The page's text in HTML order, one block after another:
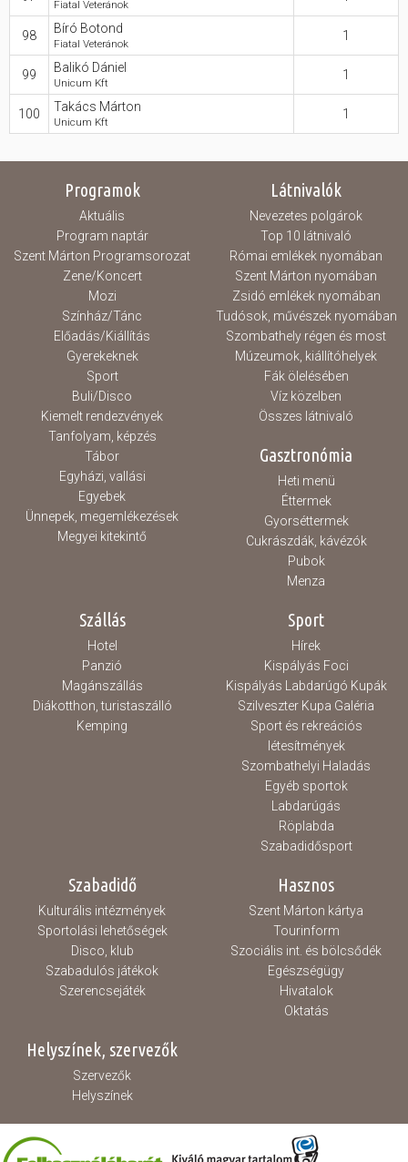
Fiatal Veteránok
98 Bíró Botond
Fiatal Veteránok
1
99 Balikó Dániel
Unicum Kft
1
100 Takács Márton
Unicum Kft
1
Programok
Aktuális
Program naptár
Szent Márton Programsorozat
Zene/Koncert
Mozi
Színház/Tánc
Előadás/Kiállítás
Gyerekeknek
Sport
Buli/Disco
Kiemelt rendezvények
Tanfolyam, képzés
Tábor
Egyházi, vallási
Egyebek
Ünnepek, megemlékezések
Megyei kitekintő
Látnivalók
Nevezetes polgárok
Top 10 látnivaló
Római emlékek nyomában
Szent Márton nyomában
Zsidó emlékek nyomában
Tudósok, művészek nyomában
Szombathely régen és most
Múzeumok, kiállítóhelyek
Fák ölelésében
Víz közelben
Összes látnivaló
Gasztronómia
Heti menü
Éttermek
Gyorséttermek
Cukrászdák, kávézók
Pubok
Menza
Szállás
Hotel
Panzió
Magánszállás
Diákotthon, turistaszálló
Kemping
Sport
Hírek
Kispályás Foci
Kispályás Labdarúgó Kupák
Szilveszter Kupa Galéria
Sport és rekreációs
létesítmények
Szombathelyi Haladás
Egyéb sportok
Labdarúgás
Röplabda
Szabadidősport
Szabadidő
Kulturális intézmények
Sportolási lehetőségek
Disco, klub
Szabadulós játékok
Szerencsejáték
Hasznos
Szent Márton kártya
Tourinform
Szociális int. és bölcsődék
Egészségügy
Hivatalok
Oktatás
Helyszínek, szervezők
Szervezők
Helyszínek